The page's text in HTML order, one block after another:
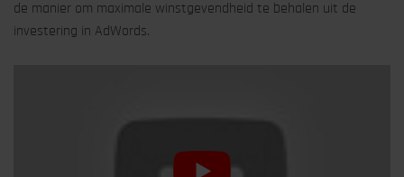
de manier om maximale winstgevendheid te behalen uit de
investering in AdWords.